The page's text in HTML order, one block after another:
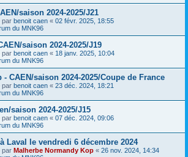
saison 2024-2025/J21
par benoit caen « 02 févr. 2025, 18:55
du MNK96
saison 2024-2025/J19
par benoit caen « 18 janv. 2025, 10:04
du MNK96
- CAEN/saison 2024-2025/Coupe de France
par benoit caen « 23 déc. 2024, 18:21
du MNK96
saison 2024-2025/J15
par benoit caen « 07 déc. 2024, 09:06
du MNK96
Laval le vendredi 6 décembre 2024
par Malherbe Normandy Kop « 26 nov. 2024, 14:34